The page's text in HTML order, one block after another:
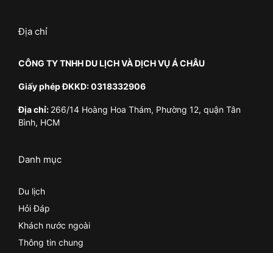
Địa chỉ
CÔNG TY TNHH DU LỊCH VÀ DỊCH VỤ Á CHÂU
Giấy phép ĐKKD: 0318332906
Địa chỉ: 266/14 Hoàng Hoa Thám, Phường 12, quận Tân
Bình, HCM
Danh mục
Du lịch
Hỏi Đáp
Khách nước ngoài
Thông tin chung